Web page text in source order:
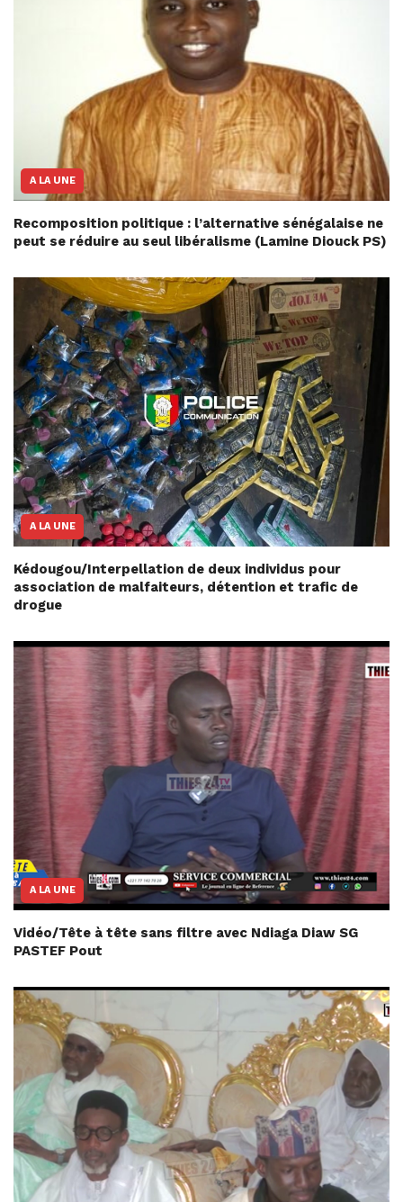
A LA UNE
Recomposition politique : l’alternative sénégalaise ne
peut se réduire au seul libéralisme (Lamine Diouck PS)
A LA UNE
Kédougou/Interpellation de deux individus pour
association de malfaiteurs, détention et trafic de
drogue
A LA UNE
Vidéo/Tête à tête sans filtre avec Ndiaga Diaw SG
PASTEF Pout